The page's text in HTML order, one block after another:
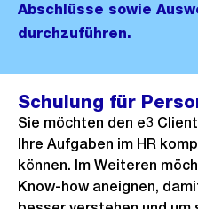
Abschlüsse sowie
durchzuführen.
Schulung für
Sie möchten den e3
Ihre Aufgaben im HR
können. Im Weiteren
Know-how aneignen,